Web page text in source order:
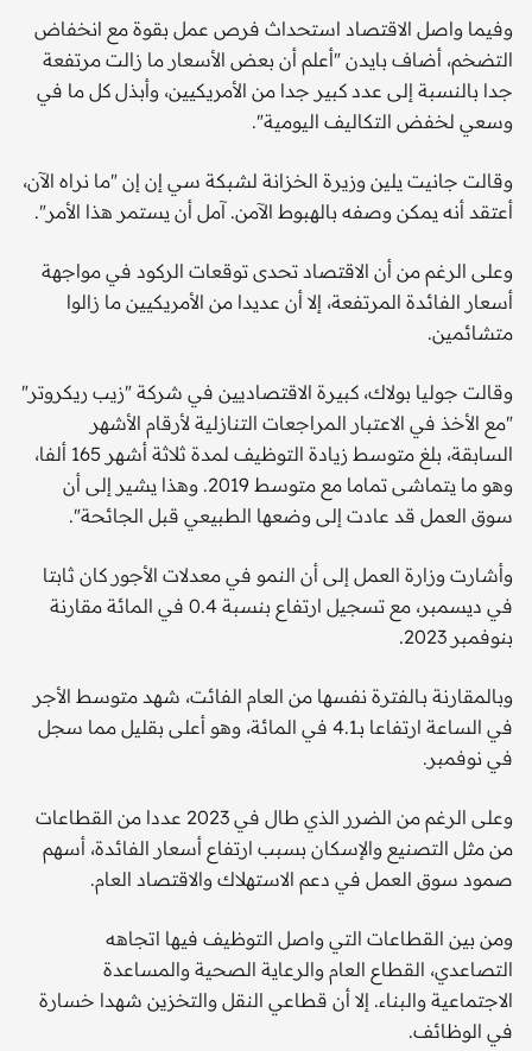
وفيما واصل الاقتصاد استحداث فرص عمل بقوة مع انخفاض
التضخم، أضاف بايدن "أعلم أن بعض الأسعار ما زالت مرتفعة
جدا بالنسبة إلى عدد كبير جدا من الأمريكيين، وأبذل كل ما في
وسعي لخفض التكاليف اليومية".
وقالت جانيت يلين وزيرة الخزانة لشبكة سي إن إن "ما نراه الآن،
أعتقد أنه يمكن وصفه بالهبوط الآمن. آمل أن يستمر هذا الأمر".
وعلى الرغم من أن الاقتصاد تحدى توقعات الركود في مواجهة
أسعار الفائدة المرتفعة، إلا أن عديدا من الأمريكيين ما زالوا
متشائمين.
وقالت جوليا بولاك، كبيرة الاقتصاديين في شركة "زيب ريكروتر"
"مع الأخذ في الاعتبار المراجعات التنازلية لأرقام الأشهر
السابقة، بلغ متوسط زيادة التوظيف لمدة ثلاثة أشهر 165 ألفا،
وهو ما يتماشى تماما مع متوسط 2019. وهذا يشير إلى أن
سوق العمل قد عادت إلى وضعها الطبيعي قبل الجائحة".
وأشارت وزارة العمل إلى أن النمو في معدلات الأجور كان ثابتا
في ديسمبر، مع تسجيل ارتفاع بنسبة 0.4 في المائة مقارنة
بنوفمبر 2023.
وبالمقارنة بـالفترة نفسها من العام الفائت، شهد متوسط الأجر
في الساعة ارتفاعا بـ4.1 في المائة، وهو أعلى بقليل مما سجل
في نوفمبر.
وعلى الرغم من الضرر الذي طال في 2023 عددا من القطاعات
من مثل التصنيع والإسكان بسبب ارتفاع أسعار الفائدة، أسهم
صمود سوق العمل في دعم الاستهلاك والاقتصاد العام.
ومن بين القطاعات التي واصل التوظيف فيها اتجاهه
التصاعدي، القطاع العام والرعاية الصحية والمساعدة
الاجتماعية والبناء. إلا أن قطاعي النقل والتخزين شهدا خسارة
في الوظائف.